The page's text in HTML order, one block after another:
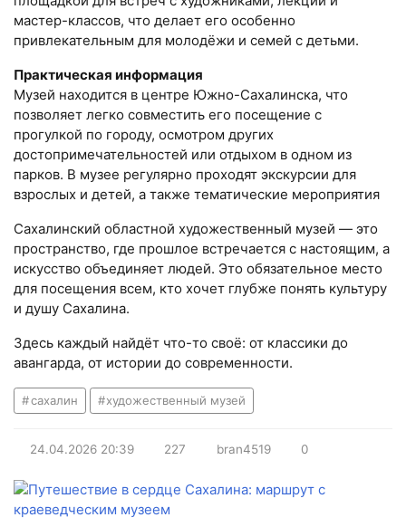
мастер-классов, что делает его особенно
привлекательным для молодёжи и семей с детьми.
Практическая информация
Музей находится в центре Южно-Сахалинска, что
позволяет легко совместить его посещение с
прогулкой по городу, осмотром других
достопримечательностей или отдыхом в одном из
парков. В музее регулярно проходят экскурсии для
взрослых и детей, а также тематические мероприятия
Сахалинский областной художественный музей — это
пространство, где прошлое встречается с настоящим, а
искусство объединяет людей. Это обязательное место
для посещения всем, кто хочет глубже понять культуру
и душу Сахалина.
Здесь каждый найдёт что-то своё: от классики до
авангарда, от истории до современности.
сахалин художественный музей
24.04.2026 20:39 227 bran4519 0